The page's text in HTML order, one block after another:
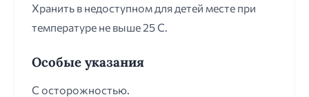
Хранить в недоступном для детей месте при
температуре не выше 25 С.
Особые указания
С осторожностью.